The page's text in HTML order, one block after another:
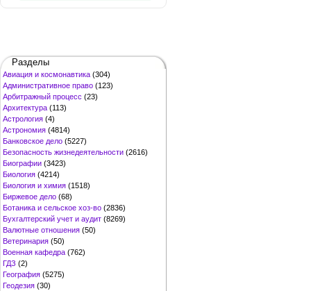
Разделы
Авиация и космонавтика (304)
Административное право (123)
Арбитражный процесс (23)
Архитектура (113)
Астрология (4)
Астрономия (4814)
Банковское дело (5227)
Безопасность жизнедеятельности (2616)
Биографии (3423)
Биология (4214)
Биология и химия (1518)
Биржевое дело (68)
Ботаника и сельское хоз-во (2836)
Бухгалтерский учет и аудит (8269)
Валютные отношения (50)
Ветеринария (50)
Военная кафедра (762)
ГДЗ (2)
География (5275)
Геодезия (30)